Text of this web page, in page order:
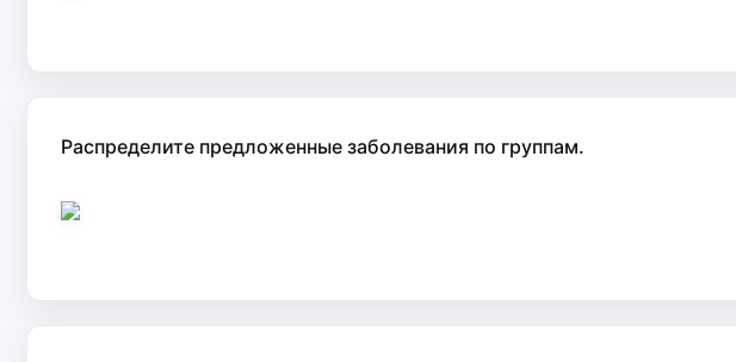
Распределите предложенные заболевания по группам.